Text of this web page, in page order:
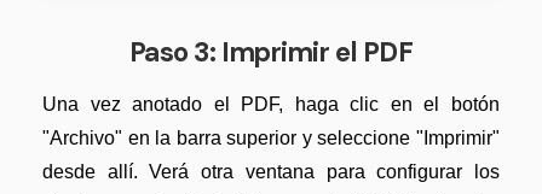
Paso 3: Imprimir el PDF
Una vez anotado el PDF, haga clic en el botón
"Archivo" en la barra superior y seleccione "Imprimir"
desde allí. Verá otra ventana para configurar los